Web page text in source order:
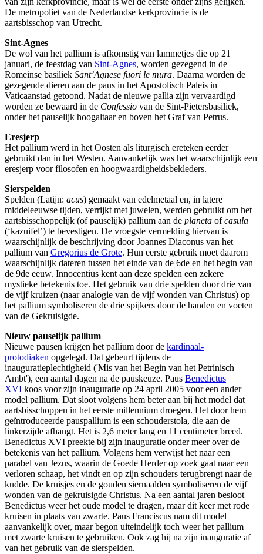
De metropoliet van de Nederlandse kerkprovincie is de
aartsbisschop van Utrecht.
Sint-Agnes
De wol van het pallium is afkomstig van lammetjes die op 21
januari, de feestdag van Sint-Agnes, worden gezegend in de
Romeinse basiliek Sant’Agnese fuori le mura. Daarna worden de
gezegende dieren aan de paus in het Apostolisch Paleis in
Vaticaanstad getoond. Nadat de nieuwe pallia zijn vervaardigd
worden ze bewaard in de Confessio van de Sint-Pietersbasiliek,
onder het pauselijk hoogaltaar en boven het Graf van Petrus.
Eresjerp
Het pallium werd in het Oosten als liturgisch ereteken eerder
gebruikt dan in het Westen. Aanvankelijk was het waarschijnlijk een
eresjerp voor filosofen en hoogwaardigheidsbekleders.
Sierspelden
Spelden (Latijn: acus) gemaakt van edelmetaal en, in latere
middeleeuwse tijden, verrijkt met juwelen, werden gebruikt om het
aartsbisschoppelijk (of pauselijk) pallium aan de planeta ofcasula
(‘kazuifel’) te bevestigen. De vroegste vermelding hiervan is
waarschijnlijk de beschrijving door Joannes Diaconus van het
pallium van Gregorius de Grote. Hun eerste gebruik moet daarom
waarschijnlijk dateren tussen het einde van de 6de en het begin van
de 9de eeuw. Innocentius kent aan deze spelden een zekere
mystieke betekenis toe. Het gebruik van drie spelden door drie van
de vijf kruizen (naar analogie van de vijf wonden van Christus) op
het pallium symboliseren de drie spijkers door de handen en voeten
van de Gekruisigde.
Nieuw pauselijk pallium
Nieuwe pausen krijgen het pallium door de kardinaal-
protodiaken opgelegd. Dat gebeurt tijdens de
inauguratieplechtigheid ('Mis van het Begin van het Petrinisch
Ambt'), een aantal dagen na de pauskeuze. Paus Benedictus
XVI koos voor zijn inauguratie op 24 april 2005 voor een ander
model pallium. Dat sloot volgens hem beter aan bij het model dat
aartsbisschoppen in het eerste millennium droegen. Het door hem
geïntroduceerde pauspallium is een schouderstola, die aan de
linkerzijde afhangt. Het is 2,6 meter lang en 11 centimeter breed.
Benedictus XVI preekte bij zijn inauguratie onder meer over de
betekenis van het pallium. Volgens hem verwijst het naar een
parabel van Jezus, waarin de Goede Herder op zoek gaat naar een
verloren schaap, het vindt en op zijn schouders terugbrengt naar de
kudde. De kruisjes en de gouden siernaalden symboliseren de vijf
wonden van de gekruisigde Christus. Na een aantal jaren besloot
Benedictus weer het oude model te dragen, maar dit keer met rode
kruisen in plaats van zwarte. Paus Franciscus nam dit model
aanvankelijk over, maar begon uiteindelijk toch weer het pallium
met zwarte kruisen te gebruiken. Ook zag hij na zijn inauguratie af
van het gebruik van de sierspelden.